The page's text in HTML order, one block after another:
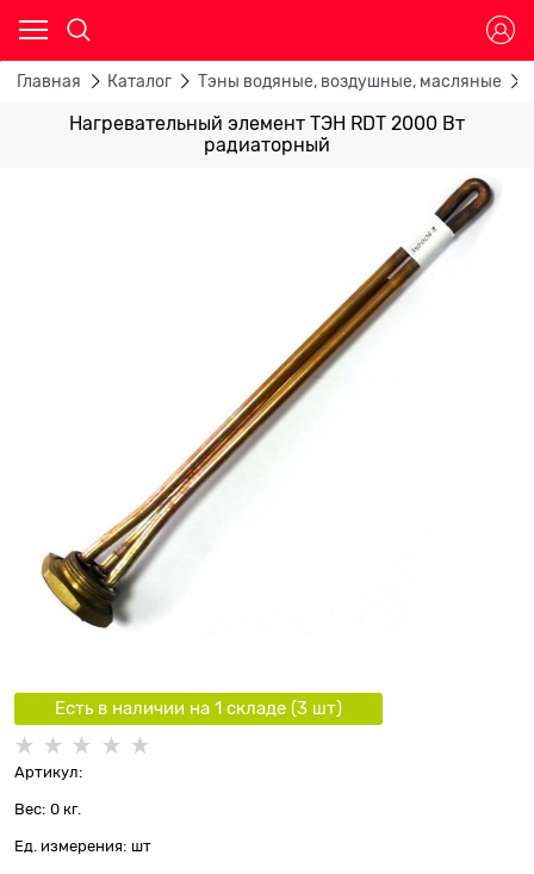
Главная Каталог Тэны водяные, воздушные, масляные
Нагревательный элемент ТЭН RDT 2000 Вт
радиаторный
Есть в наличии на 1 складe (3шт)
Артикул:
Вес: 0 кг.
Ед. измерения: шт